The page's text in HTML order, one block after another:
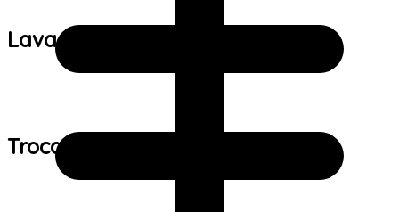
Lavagem:
Trocas e devoluções: